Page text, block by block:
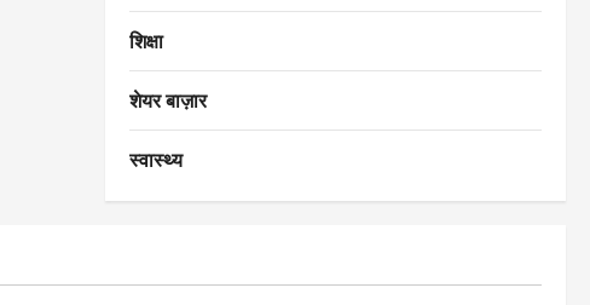
शिक्षा
शेयर बाज़ार
स्वास्थ्य